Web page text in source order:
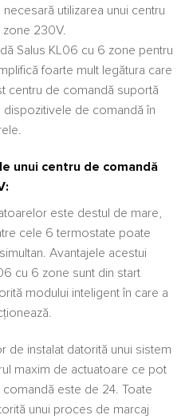
utilizarea unui centru
230V.
Salus KL06 cu 6 zone pentru
foarte mult legătura care
centru de comandă suportă
de comandă în
unui centru de comandă
este destul de mare,
cele 6 termostate poate
Avantajele acestui
cu 6 zone sunt din start
modului inteligent în care a
de instalat datorită unui sistem
maxim de actuatoare ce pot
este de 24. Toate
unui proces de marcaj